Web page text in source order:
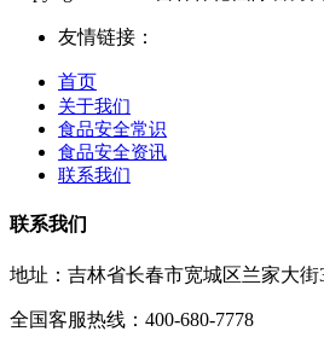
友情链接：
首页
关于我们
食品安全常识
食品安全资讯
联系我们
联系我们
地址：吉林省长春市宽城区兰家大街
全国客服热线：400-680-7778